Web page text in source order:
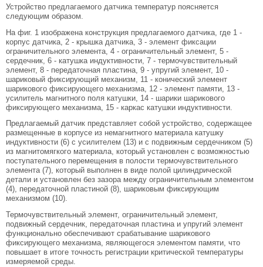
Устройство предлагаемого датчика температур поясняется
следующим образом.
На фиг. 1 изображена конструкция предлагаемого датчика, где 1 -
корпус датчика, 2 - крышка датчика, 3 - элемент фиксации
ограничительного элемента, 4 - ограничительный элемент, 5 -
сердечник, 6 - катушка индуктивности, 7 - термочувствительный
элемент, 8 - передаточная пластина, 9 - упругий элемент, 10 -
шариковый фиксирующий механизм, 11 - конический элемент
шарикового фиксирующего механизма, 12 - элемент памяти, 13 -
усилитель магнитного поля катушки, 14 - шарики шарикового
фиксирующего механизма, 15 - каркас катушки индуктивности.
Предлагаемый датчик представляет собой устройство, содержащее
размещенные в корпусе из немагнитного материала катушку
индуктивности (6) с усилителем (13) и с подвижным сердечником (5)
из магнитомягкого материала, который установлен с возможностью
поступательного перемещения в полости термочувствительного
элемента (7), который выполнен в виде полой цилиндрической
детали и установлен без зазора между ограничительным элементом
(4), передаточной пластиной (8), шариковым фиксирующим
механизмом (10).
Термочувствительный элемент, ограничительный элемент,
подвижный сердечник, передаточная пластина и упругий элемент
функционально обеспечивают срабатывание шарикового
фиксирующего механизма, являющегося элементом памяти, что
повышает в итоге точность регистрации критической температуры
измеряемой среды.